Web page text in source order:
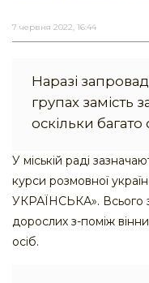
7 червня 2022, 16:44
Наразі
групах замість
оскільки багато
У міській раді
курси розмовної
УКРАЇНСЬКА». Всього
дорослих з-поміж
осіб.